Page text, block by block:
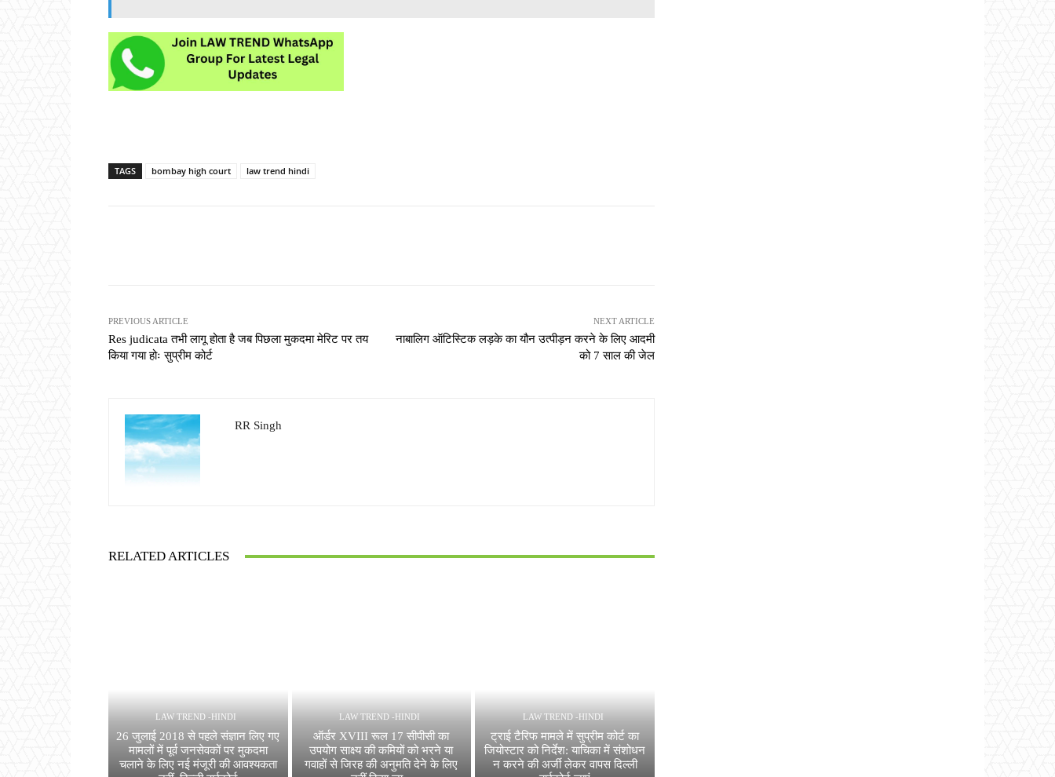
TAGS bombay high court law trend hindi
PREVIOUS ARTICLE
Res judicata तभी लागू होता है जब पिछला मुकदमा मेरिट पर तय
किया गया होः सुप्रीम कोर्ट
NEXT ARTICLE
नाबालिग ऑटिस्टिक लड़के का यौन उत्पीड़न करने के लिए आदमी
को 7 साल की जेल
RR Singh
RELATED ARTICLES
LAW TREND -HINDI
26 जुलाई 2018 से पहले संज्ञान लिए गए
मामलों में पूर्व जनसेवकों पर मुकदमा
चलाने के लिए नई मंजूरी की आवश्यकता
LAW TREND -HINDI
ऑर्डर XVIII रूल 17 सीपीसी का
उपयोग साक्ष्य की कमियों को भरने या
गवाहों से जिरह की अनुमति देने के लिए
LAW TREND -HINDI
ट्राई टैरिफ मामले में सुप्रीम कोर्ट का
जियोस्टार को निर्देश: याचिका में संशोधन
न करने की अर्जी लेकर वापस दिल्ली